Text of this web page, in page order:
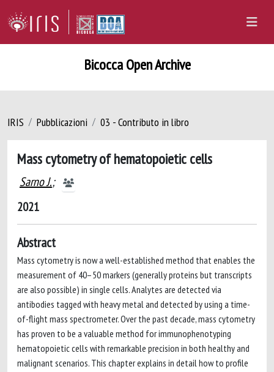
Bicocca Open Archive
IRIS Pubblicazioni 03 - Contributo in libro
Mass cytometry of hematopoietic cells
Sarno J.;
2021
Abstract
Mass cytometry is now a well-established method that enables the
measurement of 40–50 markers (generally proteins but transcripts
are also possible) in single cells. Analytes are detected via
antibodies tagged with heavy metal and detected by using a time-
of-flight mass spectrometer. Over the past decade, mass cytometry
has proven to be a valuable method for immunophenotyping
hematopoietic cells with remarkable precision in both healthy and
malignant scenarios. This chapter explains in detail how to profile